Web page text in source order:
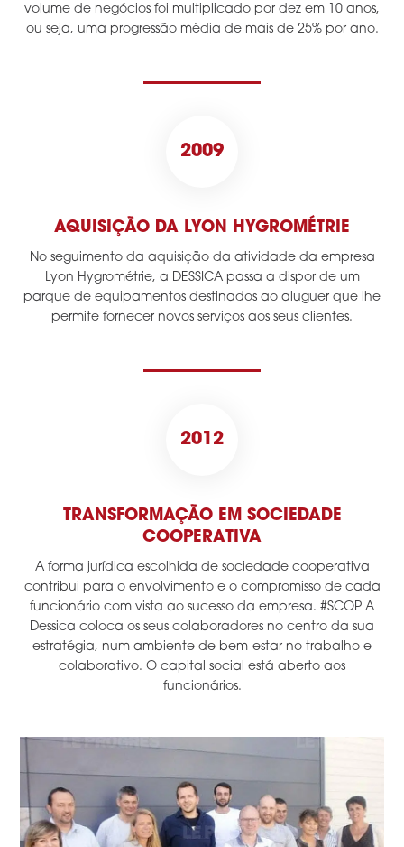
volume de negócios foi multiplicado por dez em 10 anos,
ou seja, uma progressão média de mais de 25% por ano.
2009
AQUISIÇÃO DA LYON HYGROMÉTRIE
No seguimento da aquisição da atividade da empresa
Lyon Hygrométrie, a DESSICA passa a dispor de um
parque de equipamentos destinados ao aluguer que lhe
permite fornecer novos serviços aos seus clientes.
2012
TRANSFORMAÇÃO EM SOCIEDADE
COOPERATIVA
A forma jurídica escolhida de sociedade cooperativa
contribui para o envolvimento e o compromisso de cada
funcionário com vista ao sucesso da empresa. #SCOP A
Dessica coloca os seus colaboradores no centro da sua
estratégia, num ambiente de bem-estar no trabalho e
colaborativo. O capital social está aberto aos
funcionários.